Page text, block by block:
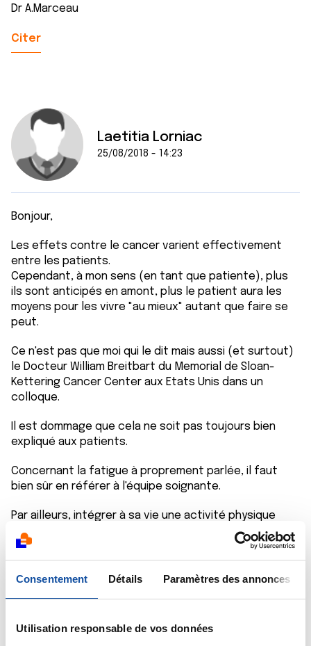
Consentement Détails Paramètres des annonces
Utilisation responsable de vos données
Dr A.Marceau
Citer
Laetitia Lorniac
25/08/2018 - 14:23
Bonjour,
Les effets contre le cancer varient effectivement
entre les patients.
Cependant, à mon sens (en tant que patiente), plus
ils sont anticipés en amont, plus le patient aura les
moyens pour les vivre "au mieux" autant que faire se
peut.
Ce n'est pas que moi qui le dit mais aussi (et surtout)
le Docteur William Breitbart du Memorial de Sloan-
Kettering Cancer Center aux Etats Unis dans un
colloque.
Il est dommage que cela ne soit pas toujours bien
expliqué aux patients.
Concernant la fatigue à proprement parlée, il faut
bien sûr en référer à l'équipe soignante.
Par ailleurs, intégrer à sa vie une activité physique
adaptée aide à se sentir mieux. Il ne s'agit pas de faire
le marathon, mais d'essayer de faire un sport
"modéré".
Aussi paradoxal que cela puisse paraître, cela aide à
D'ailleurs, l'hôpital Saint Louis à Paris a une politique
d'incitation aux sports pour les personnes malades du